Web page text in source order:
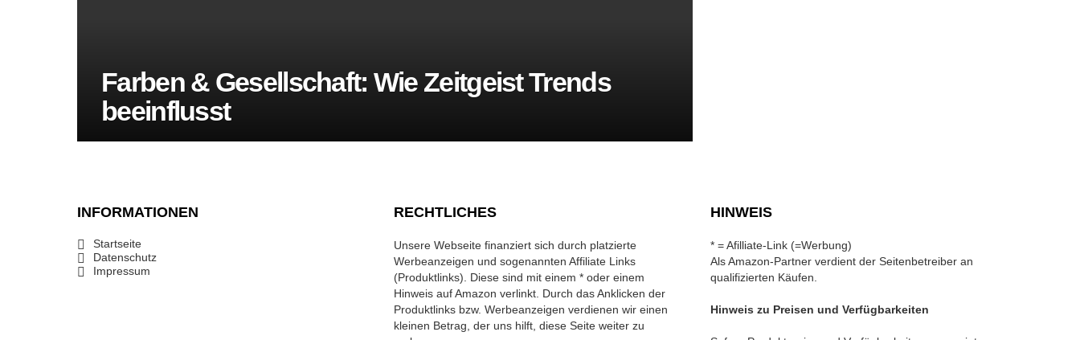
Farben & Gesellschaft: Wie Zeitgeist Trends
beeinflusst
INFORMATIONEN
Startseite
Datenschutz
Impressum
RECHTLICHES
Unsere Webseite finanziert sich durch platzierte
Werbeanzeigen und sogenannten Affiliate Links
(Produktlinks). Diese sind mit einem * oder einem
Hinweis auf Amazon verlinkt. Durch das Anklicken der
Produktlinks bzw. Werbeanzeigen verdienen wir einen
kleinen Betrag, der uns hilft, diese Seite weiter zu
HINWEIS
* = Afilliate-Link (=Werbung)
Als Amazon-Partner verdient der Seitenbetreiber an
qualifizierten Käufen.
Hinweis zu Preisen und Verfügbarkeiten